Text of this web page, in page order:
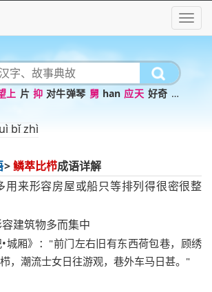
上 片 抑 对牛弹琴 舅 han 应天 好奇 心
bǐ zhì
鳞萃比栉成语详解
用来形容房屋或船只等排列得很密很整
建筑物多而集中
城厢》："前门左右旧有东西荷包巷，顾绣
，潮流士女日往游观，巷外车马日甚。"